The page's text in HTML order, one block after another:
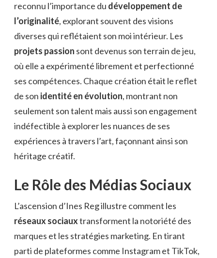
reconnu l’importance du développement de
l’originalité, explorant souvent des visions
diverses qui reflétaient son moi intérieur. Les
projets passion sont devenus son terrain de jeu,
où elle a expérimenté librement et perfectionné
ses compétences. Chaque création était le reflet
de son identité en évolution, montrant non
seulement son talent mais aussi son engagement
indéfectible à explorer les nuances de ses
expériences à travers l’art, façonnant ainsi son
héritage créatif.
Le Rôle des Médias Sociaux
L’ascension d’Ines Reg illustre comment les
réseaux sociauxtransforment la notoriété des
marques et les stratégies marketing. En tirant
parti de plateformes comme Instagram et TikTok,